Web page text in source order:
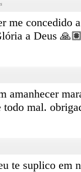
me concedido
a Deus
amanhecer
mal.
te suplico em